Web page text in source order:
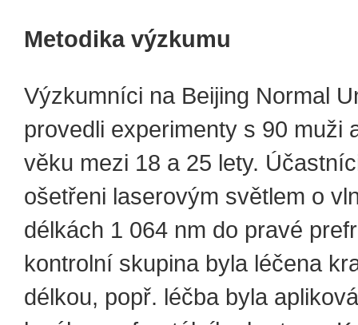
Metodika výzkumu
Výzkumníci na Beijing Normal
provedli experimenty s 90 muži
věku mezi 18 a 25 lety.
ošetřeni laserovým světlem o
délkách 1 064 nm do pravé
kontrolní skupina byla léčena
délkou, popř. léčba byla